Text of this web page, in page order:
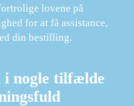
lovene på
for at få assistance,
din bestilling.
i nogle tilfælde